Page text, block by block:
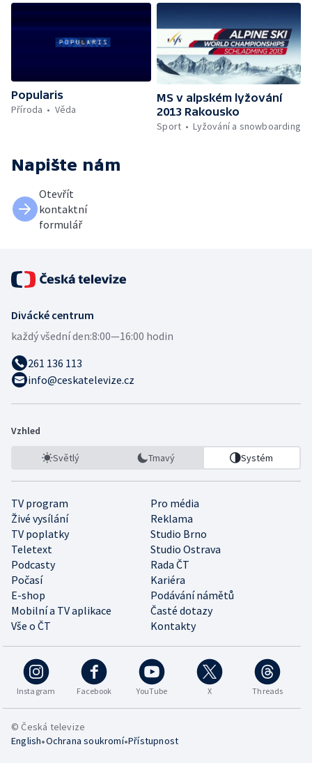
Popularis
Příroda
Věda
MS v alpském lyžování
2013 Rakousko
Sport
Lyžování a snowboarding
Napište nám
Otevřít
kontaktní
formulář
Divácké centrum
každý všední den:8:00—16:00 hodin
261 136 113
info@ceskatelevize.cz
Vzhled
Světlý Tmavý Systém
TV program
Pro média
Živé vysílání
Reklama
TV poplatky
Studio Brno
Teletext
Studio Ostrava
Podcasty
Rada ČT
Počasí
Kariéra
E-shop
Podávání námětů
Mobilní a TV aplikace
Časté dotazy
Vše o ČT
Kontakty
Instagram Facebook YouTube X Threads
© Česká televize
English•Ochrana soukromí•Přístupnost